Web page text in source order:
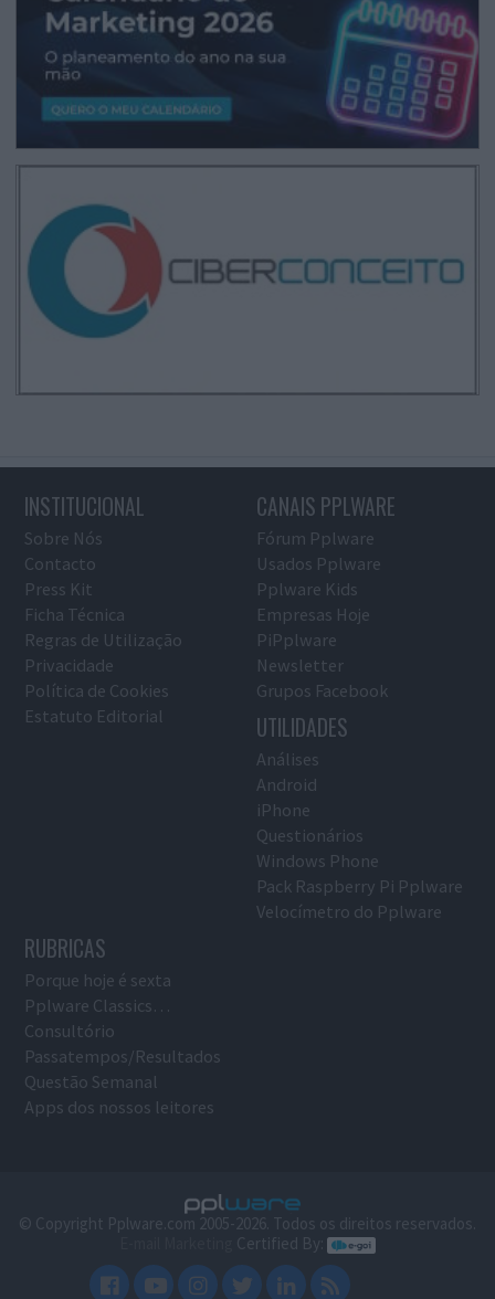
INSTITUCIONAL
Sobre Nós
Contacto
Press Kit
Ficha Técnica
Regras de Utilização
Privacidade
Política de Cookies
Estatuto Editorial
CANAIS PPLWARE
Fórum Pplware
Usados Pplware
Pplware Kids
Empresas Hoje
PiPplware
Newsletter
Grupos Facebook
UTILIDADES
Análises
Android
iPhone
Questionários
Windows Phone
Pack Raspberry Pi Pplware
Velocímetro do Pplware
RUBRICAS
Porque hoje é sexta
Pplware Classics…
Consultório
Passatempos/Resultados
Questão Semanal
Apps dos nossos leitores
© Copyright Pplware.com 2005-2026. Todos os direitos reservados.
Certified By: